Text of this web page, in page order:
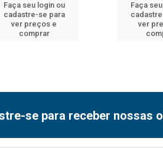
Faça seu login ou
cadastre-se para
ver preços e
comprar
Faça
ver
se para receber nossas